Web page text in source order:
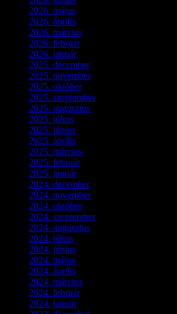
2026. május
2026. április
2026. március
2026. február(4)
2026. január(2)
2025. december(4)
2025. november(3)
2025. október(3)
2025. szeptember(5)
2025. augusztus
2025. július
2025. június
2025. április
2025. március
2025. február(7)
2025. január(3)
2024. december(3)
2024. november(7)
2024. október(6)
2024. szeptember(4)
2024. augusztus
2024. július
2024. június
2024. május
2024. április
2024. március
2024. február(9)
2024. január(3)